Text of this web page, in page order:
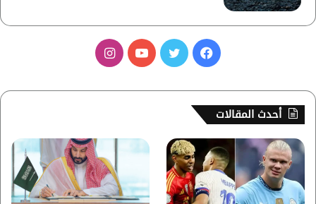
س
ب
و
ك
ي
ب
ت
ق
ر
أحدث المقالات